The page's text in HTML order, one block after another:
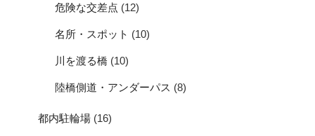
危険な交差点 (12)
名所・スポット (10)
川を渡る橋 (10)
陸橋側道・アンダーパス (8)
都内駐輪場 (16)